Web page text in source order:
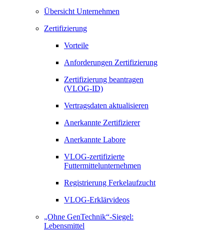
Übersicht Unternehmen
Zertifizierung
Vorteile
Anforderungen Zertifizierung
Zertifizierung beantragen
(VLOG-ID)
Vertragsdaten aktualisieren
Anerkannte Zertifizierer
Anerkannte Labore
VLOG-zertifizierte
Futtermittelunternehmen
Registrierung Ferkelaufzucht
VLOG-Erklärvideos
„Ohne GenTechnik“-Siegel:
Lebensmittel